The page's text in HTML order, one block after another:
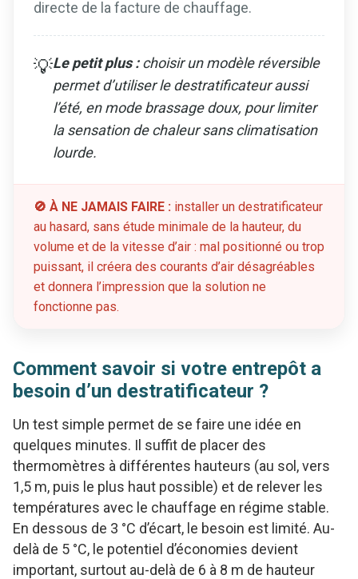
directe de la facture de chauffage.
💡Le petit plus :choisir un modèle réversible
permet d’utiliser le destratificateur aussi
l’été, en mode brassage doux, pour limiter
la sensation de chaleur sans climatisation
lourde.
🚫 À NE JAMAIS FAIRE : installer un destratificateur
au hasard, sans étude minimale de la hauteur, du
volume et de la vitesse d’air : mal positionné ou trop
puissant, il créera des courants d’air désagréables
et donnera l’impression que la solution ne
fonctionne pas.
Comment savoir si votre entrepôt a
besoin d’un destratificateur ?
Un test simple permet de se faire une idée en
quelques minutes. Il suffit de placer des
thermomètres à différentes hauteurs (au sol, vers
1,5 m, puis le plus haut possible) et de relever les
températures avec le chauffage en régime stable.
En dessous de 3 °C d’écart, le besoin est limité. Au-
delà de 5 °C, le potentiel d’économies devient
important, surtout au-delà de 6 à 8 m de hauteur